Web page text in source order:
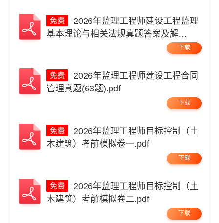
基本理论与相关法规真题答案及解
下载
管理真题(63题).pdf
下载
木建筑）考前模拟卷一.pdf
下载
木建筑）考前模拟卷二.pdf
下载